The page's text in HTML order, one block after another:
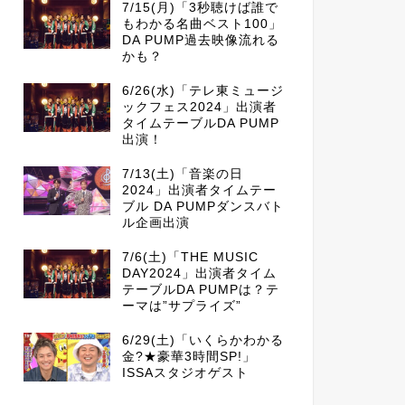
7/15(月)「3秒聴けば誰で
もわかる名曲ベスト100」
DA PUMP過去映像流れる
かも？
6/26(水)「テレ東ミュージ
ックフェス2024」出演者
タイムテーブルDA PUMP
出演！
7/13(土)「音楽の日
2024」出演者タイムテー
ブル DA PUMPダンスバト
ル企画出演
7/6(土)「THE MUSIC
DAY2024」出演者タイム
テーブルDA PUMPは？テ
ーマは”サプライズ”
6/29(土)「いくらかわかる
金?★豪華3時間SP!」
ISSAスタジオゲスト